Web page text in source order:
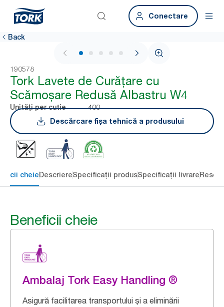
Conectare
Back
1 / 5
190578
Tork Lavete de Curățare cu
Scămoșare Redusă Albastru W4
Unități per cutie
400
Descărcare fișa tehnică a produsului
cheieDescriereSpecificații produsSpecificații livrare
Beneficii cheie
Ambalaj Tork Easy Handling ®
Asigură facilitarea transportului și a eliminării